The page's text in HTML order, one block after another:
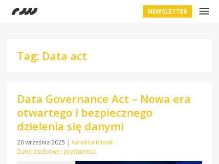
NEWSLETTER
Tag: Data act
Data Governance Act – Nowa era
otwartego i bezpiecznego
dzielenia się danymi
26 września 2025 | Karolina Misiak
Dane osobowe i prywatność